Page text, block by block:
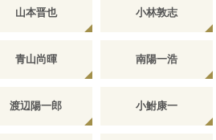
山本晋也 小林敦志
青山尚暉 南陽一浩
渡辺陽一郎 小鮒康一